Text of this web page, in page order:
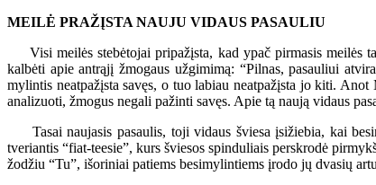
MEILĖ PRAŽĮSTA NAUJU VIDAUS PASAULIU
Visi meilės stebėtojai pripažįsta, kad ypač pirmasis meilės
kalbėti apie antrąjį žmogaus užgimimą: “Pilnas, pasauliui
mylintis neatpažįsta savęs, o tuo labiau neatpažįsta jo kiti.
analizuoti, žmogus negali pažinti savęs. Apie tą naują vidaus
Tasai naujasis pasaulis, toji vidaus šviesa įsižiebia, kai
tveriantis “fiat-teesie”, kurs šviesos spinduliais perskrodė
žodžiu “Tu”, išoriniai patiems besimylintiems įrodo jų dvasių